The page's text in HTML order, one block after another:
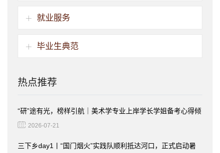
就业服务
毕业生典范
热点推荐
“研”途有光，榜样引航｜美术学专业上岸学长学姐备考心得倾
情分享2026-07-21
三下乡day1丨“国门烟火”实践队顺利抵达河口，正式启动暑